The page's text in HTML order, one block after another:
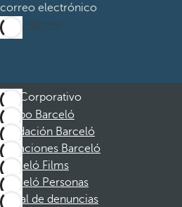
correo electrónico
Suscribirme
Corporativo
Grupo Barceló
Fundación Barceló
Vacaciones Barceló
Barceló Films
Barceló Personas
Canal de denuncias